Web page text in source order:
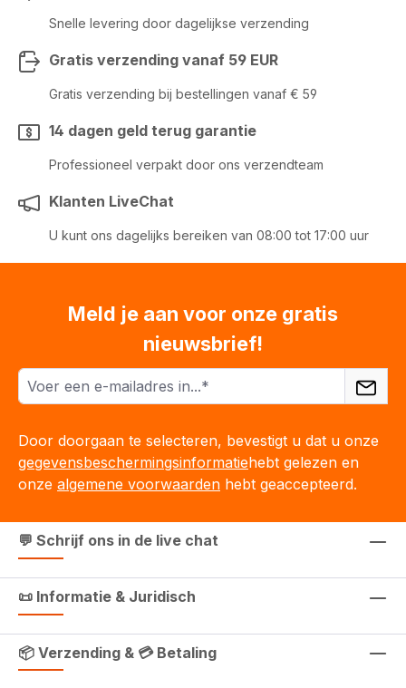
Snelle levering door dagelijkse verzending
Gratis verzending vanaf 59 EUR
Gratis verzending bij bestellingen vanaf € 59
14 dagen geld terug garantie
Professioneel verpakt door ons verzendteam
Klanten LiveChat
U kunt ons dagelijks bereiken van 08:00 tot 17:00 uur
Meld je aan voor onze gratis
nieuwsbrief!
Door doorgaan te selecteren, bevestigt u dat u onze
gegevensbeschermingsinformatiehebt gelezen en
onze algemene voorwaarden hebt geaccepteerd.
💬 Schrijf ons in de live chat
📜 Informatie & Juridisch
📦 Verzending & 💳 Betaling